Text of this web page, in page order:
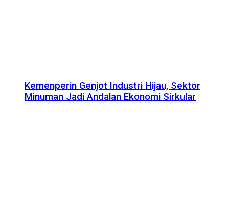
Kemenperin Genjot Industri Hijau, Sektor
Minuman Jadi Andalan Ekonomi Sirkular